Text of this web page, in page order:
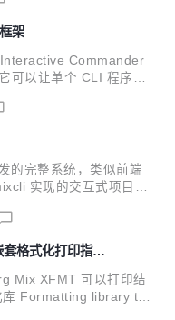
处理任务 如果不想阻
架
Commander
可以让单个 CLI 程序可
常用功能。 https://gith
...
的完整系统，类似前端
实现的交互式项目脚
code>,&nbsp;<code
是否需要&nbsp;<code>.yml<...
格式化打印指针
Mix XFMT 可以打印结
Formatting library th